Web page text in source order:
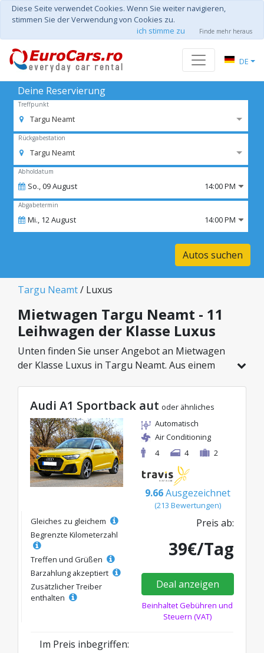
Diese Seite verwendet Cookies. Wenn Sie weiter navigieren,
stimmen Sie der Verwendung von Cookies zu.
ich stimme zu
Finde mehr heraus
DE
Deine Reservierung
Treffpunkt
Targu Neamt
Rückgabestation
Targu Neamt
Abholdatum
So.,09August 14:00 PM
Abgabetermin
Mi., 12August 14:00 PM
Autos suchen
Targu Neamt/ Luxus
Mietwagen Targu Neamt - 11
Leihwagen der Klasse Luxus
Unten finden Sie unser Angebot an Mietwagen
der Klasse Luxus in Targu Neamt. Aus einem
aus der gewählten Kategorie wählen, mit
attraktiven Preisen ab nur 39€/Tag.
Audi A1 Sportback aut oder ähnliches
Automatisch
Air Conditioning
4
4 2
9.66 Ausgezeichnet
(213 Bewertungen)
Gleiches zu gleichem
Begrenzte Kilometerzahl
Treffen und Grüßen
Barzahlung akzeptiert
Zusätzlicher Treiber
enthalten
Preis ab:
39€/Tag
Deal anzeigen
Beinhaltet Gebühren und
Steuern (VAT)
Im Preis inbegriffen: